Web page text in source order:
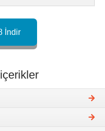
İndir